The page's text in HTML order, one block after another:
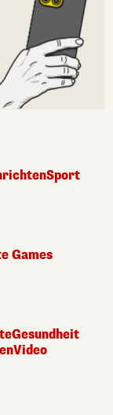
Sport
Games
Gesundheit
Video